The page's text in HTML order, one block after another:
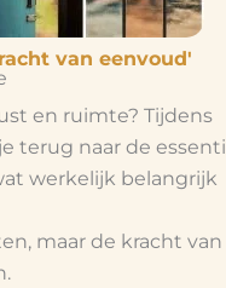
retraite 'De weg naar
dagen voor jezelf.
Gewoon ‘zijn’. Je gaat
naar jezelf, naar wie jij
compassie